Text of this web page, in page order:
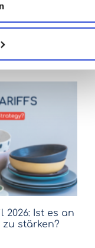
beide für
sind
Ist es an
zu stärken?